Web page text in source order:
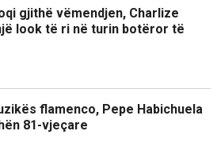
gjithë vëmendjen, Charlize
look të ri në turin botëror të
flamenco, Pepe Habichuela
81-vjeçare